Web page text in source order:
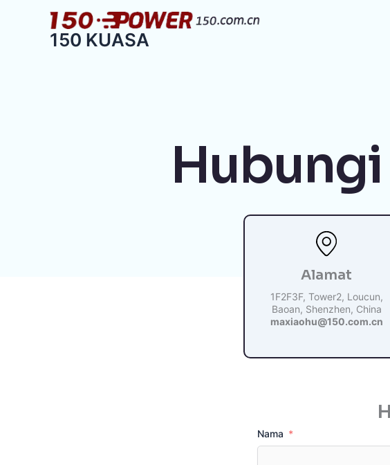
150 KUASA
Hubungi
Alamat
1F2F3F, Tower2, Loucun,
Baoan, Shenzhen, China
maxiaohu@150.com.cn
Nama